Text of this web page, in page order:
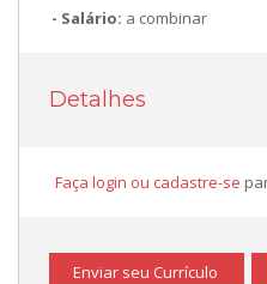
Salário: a combinar
Detalhes
Faça login ou cadastre-se
Enviar seu Currículo